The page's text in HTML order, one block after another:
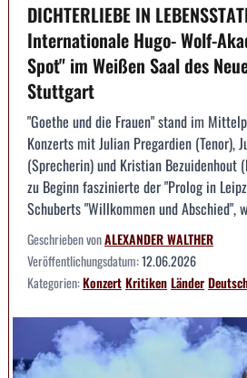
DICHTERLIEBE IN
Internationale Hugo- Wolf-
Spot" im Weißen Saal des
Stuttgart
"Goethe und die Frauen" stand im
Konzerts mit Julian Pregardien (Tenor),
(Sprecherin) und Kristian Bezuidenhout
zu Beginn faszinierte der "Prolog in
Schuberts "Willkommen und Abschied",
Geschrieben vonALEXANDER WALTHER
Veröffentlichungsdatum:12.06.2026
Kategorien:KonzertKritikenLänder